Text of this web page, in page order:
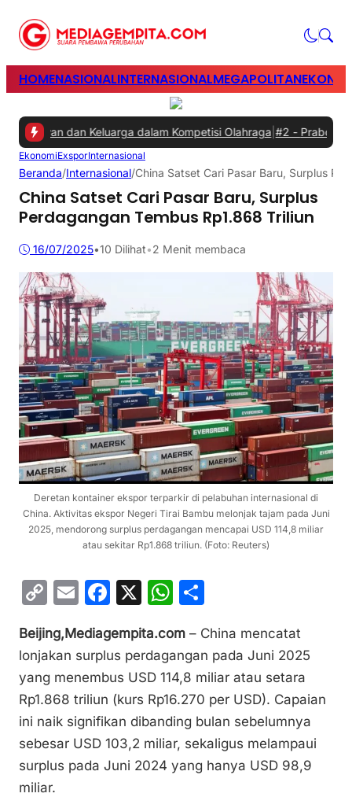
HOMENASIONALINTERNASIONALMEGAPOLITAN
dan Keluarga dalam Kompetisi Olahraga|#2 - Prabowo
EkonomiExsporInternasional
Beranda/Internasional/China Satset Cari Pasar Baru, Surplus
China Satset Cari Pasar Baru, Surplus
Perdagangan Tembus Rp1.868 Triliun
16/07/2025•10 Dilihat•2 Menit membaca
Deretan kontainer ekspor terparkir di pelabuhan internasional di
China. Aktivitas ekspor Negeri Tirai Bambu melonjak tajam pada Juni
2025, mendorong surplus perdagangan mencapai USD 114,8 miliar
atau sekitar Rp1.868 triliun. (Foto: Reuters)
C
p
y
Li
n
k
E
ai
l
F
c
e
b
o
o
k
X
W
at
s
A
p
p
ar
e
Beijing,Mediagempita.com – China mencatat
lonjakan surplus perdagangan pada Juni 2025
yang menembus USD 114,8 miliar atau setara
Rp1.868 triliun (kurs Rp16.270 per USD). Capaian
ini naik signifikan dibanding bulan sebelumnya
sebesar USD 103,2 miliar, sekaligus melampaui
surplus pada Juni 2024 yang hanya USD 98,9
miliar.